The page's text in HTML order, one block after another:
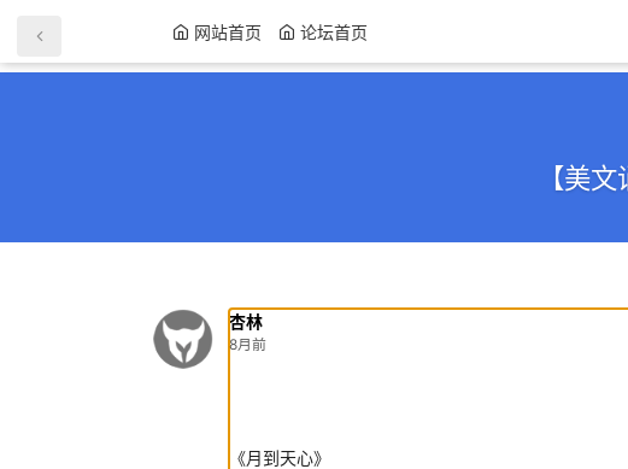
网站首页 论坛首页
【美
杏林
8月前
《月到天心》